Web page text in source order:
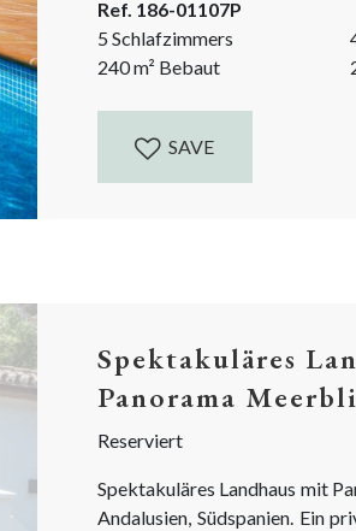
Pferde zu halten und ein Leben
Ref. 186-01107P
5 Schlafzimmers
240m² Bebaut
SAVE
Spektakuläres
Panorama
Reserviert
Spektakuläres Landhaus mit
Andalusien, Südspanien. Ein